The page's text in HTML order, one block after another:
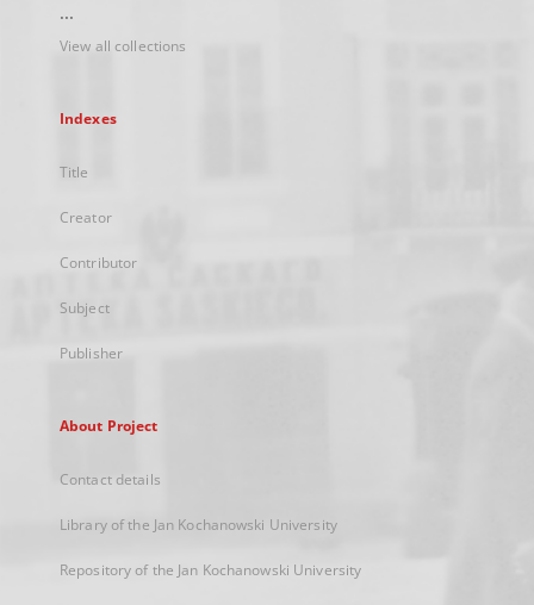
...
View all collections
Indexes
Title
Creator
Contributor
Subject
Publisher
About Project
Contact details
Library of the Jan Kochanowski University
Repository of the Jan Kochanowski University